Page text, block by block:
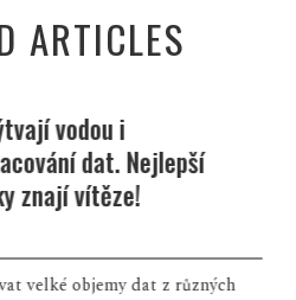
ARTICLES
vodou i
dat. Nejlepší
znají vítěze!
velké objemy dat z různých